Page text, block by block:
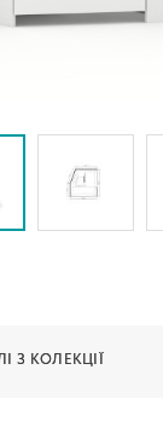
З КОЛЕКЦІЇ